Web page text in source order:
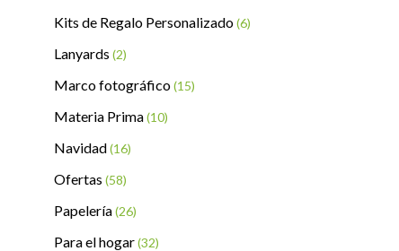
Kits de Regalo Personalizado(6)
Lanyards (2)
Marco fotográfico(15)
Materia Prima(10)
Navidad(16)
Ofertas (58)
Papelería(26)
Para el hogar(32)